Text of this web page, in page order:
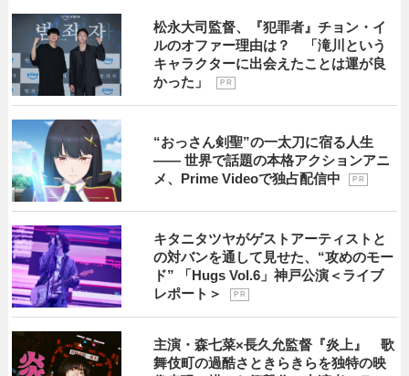
松永大司監督、『犯罪者』チョン・イ
ルのオファー理由は？ 「滝川という
キャラクターに出会えたことは運が良
かった」
P R
“おっさん剣聖”の一太刀に宿る人生
―― 世界で話題の本格アクションアニ
メ、Prime Videoで独占配信中
P R
キタニタツヤがゲストアーティストと
の対バンを通して見せた、“攻めのモー
ド” 「Hugs Vol.6」神戸公演＜ライブ
レポート＞
P R
主演・森七菜×長久允監督『炎上』 歌
舞伎町の過酷さときらきらを独特の映